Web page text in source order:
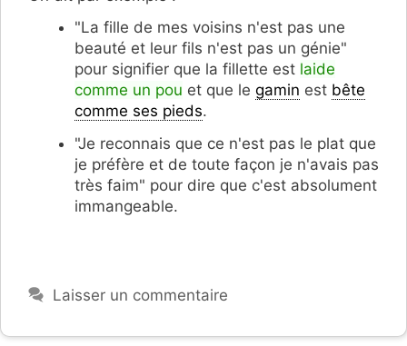
"La fille de mes voisins n'est pas une
beauté et leur fils n'est pas un génie"
pour signifier que la fillette est laide
comme un pou et que le gamin est bête
comme ses pieds.
"Je reconnais que ce n'est pas le plat que
je préfère et de toute façon je n'avais pas
très faim" pour dire que c'est absolument
immangeable.
Laisser un commentaire